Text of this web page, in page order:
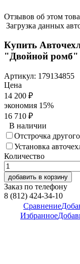
Отзывов об этом
Загрузка данных
Купить
"Двойной ромб"
Артикул: 179134855
Цена
14 200 ₽
экономия 15%
16 710 ₽
В наличии
Отстрочка
Установка
Количество
добавить в корзину
Заказ по телефону
8 (812) 424-34-10
Сравнение
Избранное